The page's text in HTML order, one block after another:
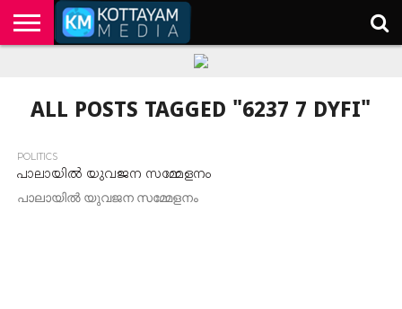
ALL POSTS TAGGED "6237 7 DYFI"
POLITICS
പാലായിൽ യുവജന സമ്മേളനം
പാലായിൽ യുവജന സമ്മേളനം